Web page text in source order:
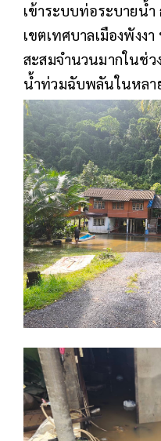
เข้าระบบท่อระบายน้
เขตเทศบาลเมืองพัง
สะสมจำนวนมากในช่ว
น้ำท่วมฉับพลันในหล